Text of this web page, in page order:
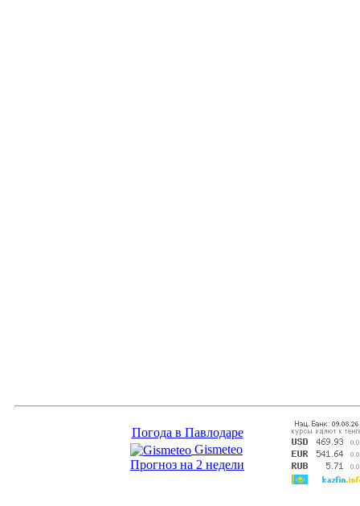
Погода в Павлодаре
Gismeteo
Прогноз на 2 недели